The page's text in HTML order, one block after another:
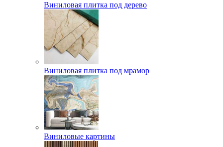
Виниловая плитка под дерево
Виниловая плитка под мрамор
Виниловые картины